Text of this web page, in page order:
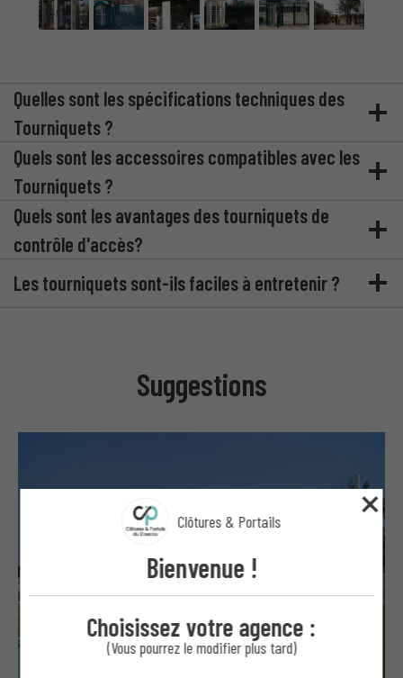
Quelles sont les spécifications techniques des
Tourniquets ?
Quels sont les accessoires compatibles avec les
Tourniquets ?
Quels sont les avantages des tourniquets de
contrôle d'accès?
Les tourniquets sont-ils faciles à entretenir ?
Suggestions
Clôtures & Portails
Bienvenue !
Choisissez votre agence :
(Vous pourrez le modifier plus tard)